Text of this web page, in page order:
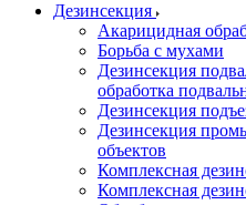
Дезинсекция
Акарицидная
Борьба с мухами
Дезинсекция
обработка
Дезинсекция
Дезинсекция
объектов
Комплексная
Комплексная